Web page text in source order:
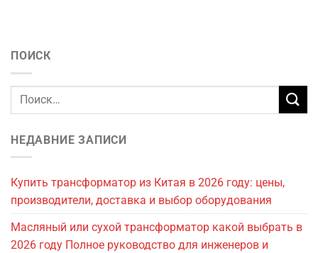
ПОИСК
НЕДАВНИЕ ЗАПИСИ
Купить трансформатор из Китая в 2026 году: цены,
производители, доставка и выбор оборудования
Масляный или сухой трансформатор какой выбрать в
2026 году Полное руководство для инженеров и